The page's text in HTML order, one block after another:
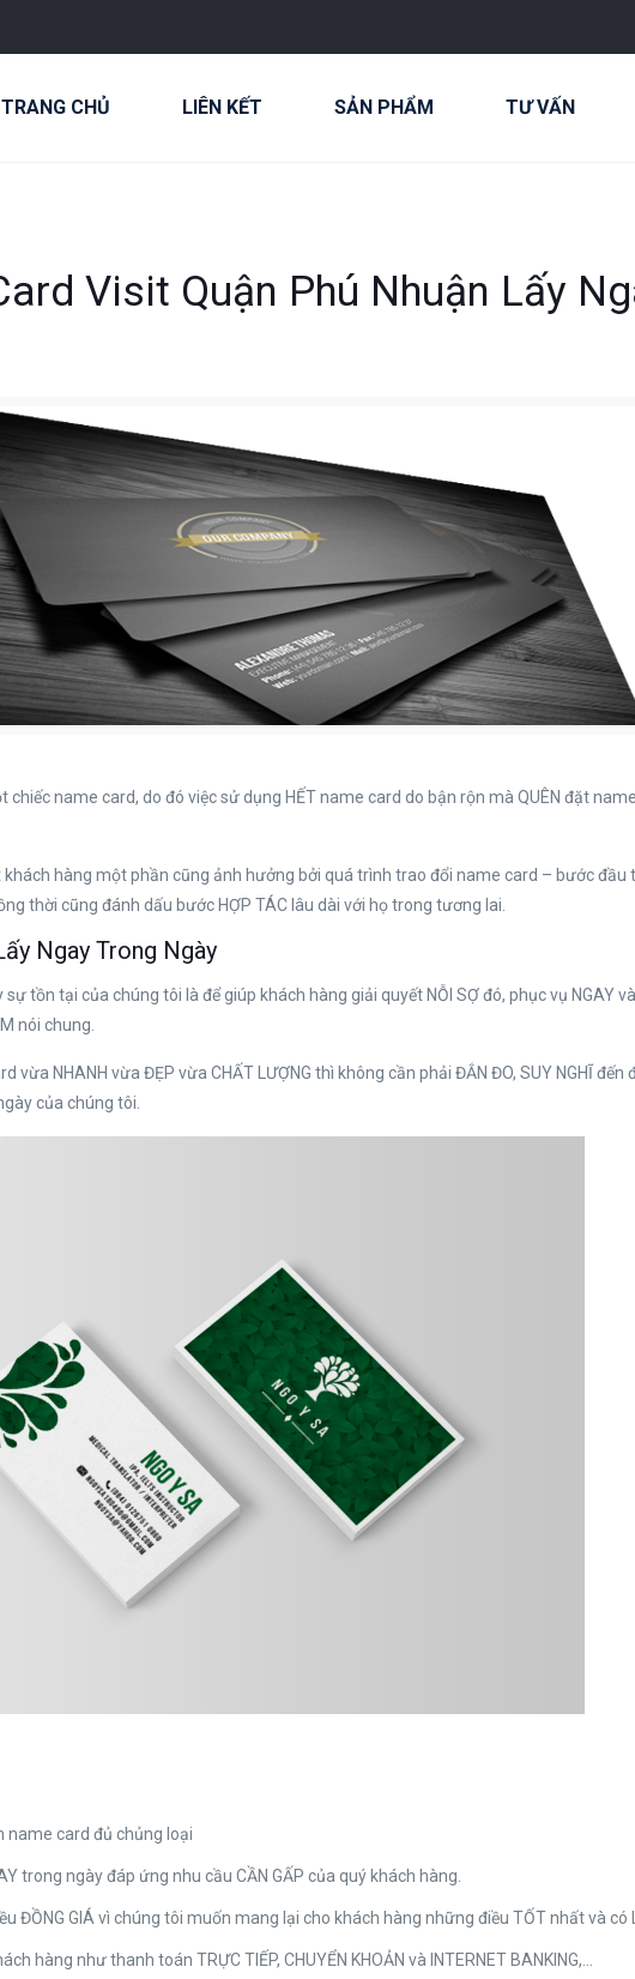
TRANG CHỦ LIÊN KẾT SẢN PHẨM TƯ VẤN
Visit Quận Phú Nhuận Lấy
name card, do đó việc sử dụng HẾT name card do bận rộn mà QUÊN đặt
hàng một phần cũng ảnh hưởng bởi quá trình trao đổi name card – bước đầu
thời cũng đánh dấu bước HỢP TÁC lâu dài với họ trong tương lai.
Ngay Trong Ngày
tồn tại của chúng tôi là để giúp khách hàng giải quyết NỖI SỢ đó, phục vụ NGAY
nói chung.
vừa NHANH vừa ĐẸP vừa CHẤT LƯỢNG thì không cần phải ĐẮN ĐO, SUY NGHĨ đến
của chúng tôi.
name card đủ chủng loại
trong ngày đáp ứng nhu cầu CẦN GẤP của quý khách hàng.
ĐỒNG GIÁ vì chúng tôi muốn mang lại cho khách hàng những điều TỐT nhất và có
hàng như thanh toán TRỰC TIẾP, CHUYỂN KHOẢN và INTERNET BANKING,…